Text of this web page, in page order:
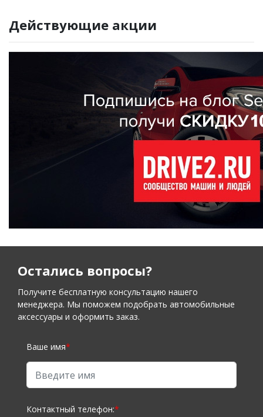
Действующие акции
Остались вопросы?
Получите бесплатную консультацию нашего
менеджера. Мы поможем подобрать автомобильные
аксессуары и оформить заказ.
Ваше имя*
Контактный телефон:*